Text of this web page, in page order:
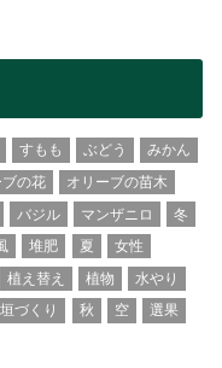
すもも ぶどう
みかん
の花
オリーブの苗木
バジル マンザニロ
冬
堆肥 夏
女性
植え替え 植物
水やり
づくり 秋 空
選果